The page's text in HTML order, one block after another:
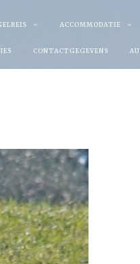
ACCOMMODATIE
CONTACTGEGEVENS